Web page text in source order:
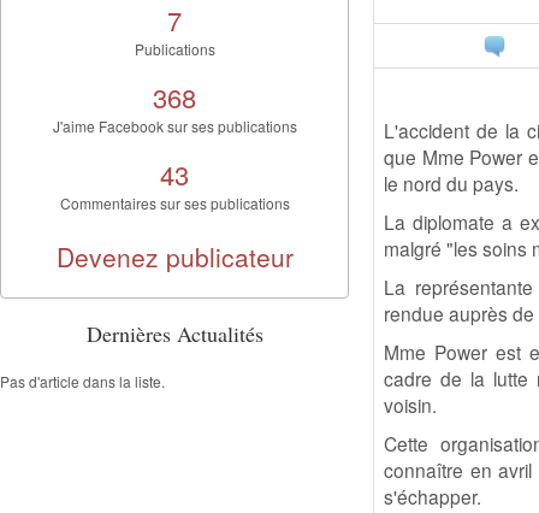
L'accident de la
que Mme Power
le nord du pays.
La diplomate a
malgré "les soins
La
rendue auprès
Mme Power est
cadre de la lutte
voisin.
Cette
connaître en
s'échapper.
7
Publications
368
J'aime Facebook sur ses publications
43
Commentaires sur ses publications
Devenez publicateur
Dernières Actualités
Pas d'article dans la liste.